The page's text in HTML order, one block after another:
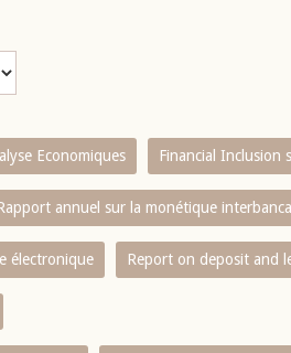
Economiques Financial Inclusion
annuel sur la monétique
électronique Report on deposit and